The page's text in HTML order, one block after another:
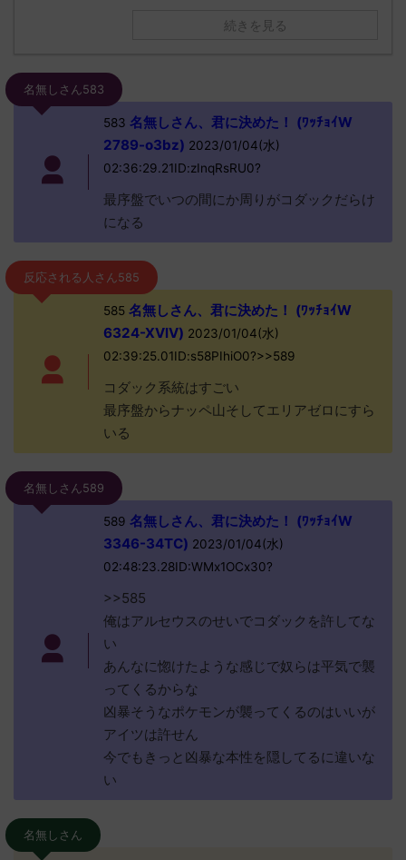
続きを見る
名無しさん583
583 名無しさん、君に決めた！ (ﾜｯﾁｮｲW
2789-o3bz) 2023/01/04(水)
02:36:29.21ID:zInqRsRU0?
最序盤でいつの間にか周りがコダックだらけ
になる
反応される人さん585
585名無しさん、君に決めた！ (ﾜｯﾁｮｲW
6324-XVlV) 2023/01/04(水)
02:39:25.01ID:s58PIhiO0?>>589
コダック系統はすごい
最序盤からナッペ山そしてエリアゼロにすら
いる
名無しさん589
589 名無しさん、君に決めた！ (ﾜｯﾁｮｲW
3346-34TC) 2023/01/04(水)
02:48:23.28ID:WMx1OCx30?
>>585
俺はアルセウスのせいでコダックを許してな
い
あんなに惚けたような感じで奴らは平気で襲
ってくるからな
凶暴そうなポケモンが襲ってくるのはいいが
アイツは許せん
今でもきっと凶暴な本性を隠してるに違いな
い
名無しさん